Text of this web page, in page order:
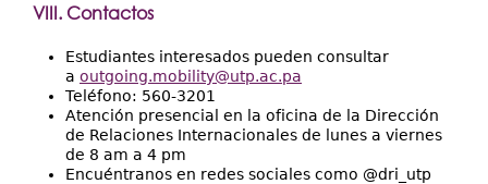
VIII. Contactos
Estudiantes interesados pueden consultar
a outgoing.mobility@utp.ac.pa
Teléfono: 560-3201
Atención presencial en la oficina de la Dirección
de Relaciones Internacionales de lunes a viernes
de 8 am a 4 pm
Encuéntranos en redes sociales como @dri_utp